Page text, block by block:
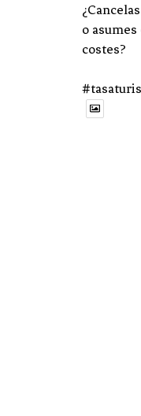
o
costes?
Donosti